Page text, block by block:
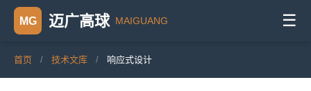
MG 迈广高球 MAIGUANG ☰
首页 / 技术文库 / 响应式设计